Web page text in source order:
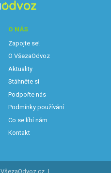
O NÁS
Zapojte se!
O VšezaOdvoz
Aktuality
Stáhněte si
Podpořte nás
Podmínky používání
Co se líbí nám
Kontakt
VšezaOdvoz.cz |